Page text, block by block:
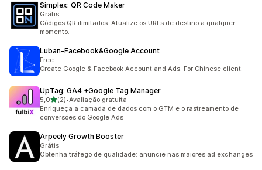
Simplex: QR Code Maker
Grátis
Códigos QR ilimitados. Atualize os URLs de destino a qualquer
momento.
Luban–Facebook&Google Account
Free
Create Google & Facebook Account and Ads. For Chinese client.
UpTag: GA4 +Google Tag Manager
5,0de 5 estrelas
(2)
2 avaliações ao todo
•Avaliação gratuita
Enriqueça a camada de dados com o GTM e o rastreamento de
conversões do Google Ads
Arpeely Growth Booster
Grátis
Obtenha tráfego de qualidade: anuncie nas maiores ad exchanges